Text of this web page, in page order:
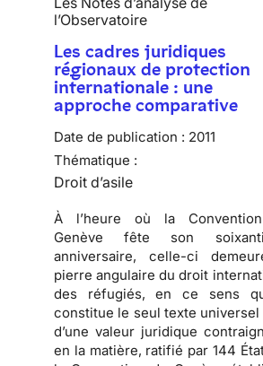
l’Observatoire
Les cadres juridiques
régionaux de protection
internationale : une
approche comparative
Date de publication : 2011
Thématique :
Droit d’asile
À l’heure où la
Genève fête son
anniversaire, celle-ci
pierre angulaire du droit
des réfugiés, en ce sens
constitue le seul texte universel
d’une valeur juridique
en la matière, ratifié par 144